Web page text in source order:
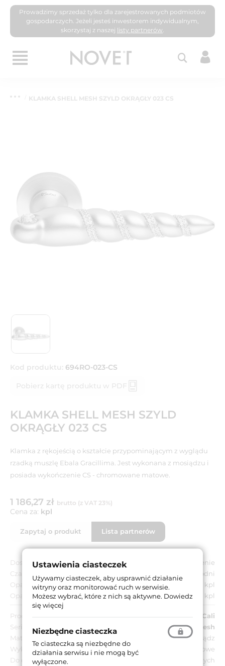
Prowadzimy sprzedaż tylko dla zarejestrowanych podmiotów
gospodarczych. Jeżeli jesteś inwestorem indywidualnym,
skorzystaj z naszej listy partnerów.
KLAMKA SHELL MESH SZYLD OKRĄGŁY 023 CS
Kod produktu: 694RO-023-CS
Pobierz kartę produktu w PDF
KLAMKA SHELL MESH SZYLD
OKRĄGŁY 023 CS
Klamka z rękojeścią o kształcie przypominającym z wyglądu
rzadką muszlę Ebala Gracillima. Jest wykonana z mosiądzu i
posiada wykończenie CS - chromowane matowe.
1 186,27 zł brutto (z VAT 23%)
Cena za: kpl
Zapytaj o produkt Lista partnerów
Dostępność:
Na zamówienie
Czas dostawy:
Do 8 tygodni
Opakowanie jednostkowe:
1 kpl
Opakowanie zbiorcze:
1 kpl
Producent:
Linea Cali
Seria:
Shell Mesh
Materiał:
Mosiądz
Wykończenie:
CS - chromowane matowe
Do drzwi:
Wewnętrznych
Ustawienia ciasteczek
Używamy ciasteczek, aby usprawnić działanie
witryny oraz monitorować ruch w serwisie.
Możesz wybrać, które z nich są aktywne. Dowiedz
się więcej
Niezbędne ciasteczka
Te ciasteczka są niezbędne do
działania serwisu i nie mogą być
wyłączone.